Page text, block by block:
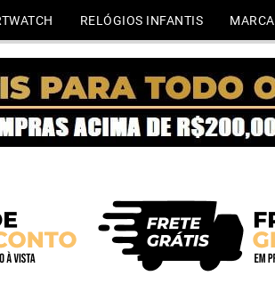
RELÓGIOS INFANTIS